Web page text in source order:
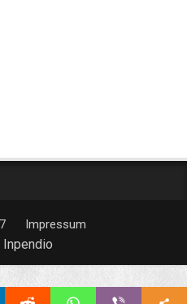
Impressum
Inpendio